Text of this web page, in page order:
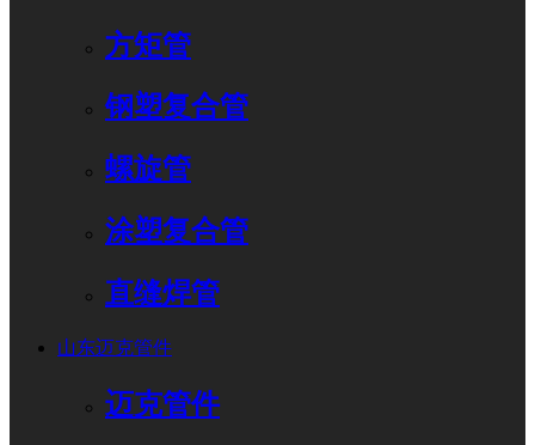
方矩管
钢塑复合管
螺旋管
涂塑复合管
直缝焊管
山东迈克管件
迈克管件